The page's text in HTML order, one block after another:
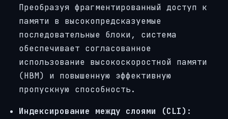
Преобразуя фрагментированный доступ к
памяти в высокопредсказуемые
последовательные блоки, система
обеспечивает согласованное
использование высокоскоростной памяти
(HBM) и повышенную эффективную
пропускную способность.
Индексирование между слоями (CLI):